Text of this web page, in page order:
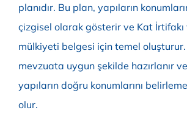
planıdır. Bu plan, yapıların
çizgisel olarak gösterir ve Kat
mülkiyeti belgesi için temel oluşturur.
mevzuata uygun şekilde hazırlanır
yapıların doğru konumlarını
olur.